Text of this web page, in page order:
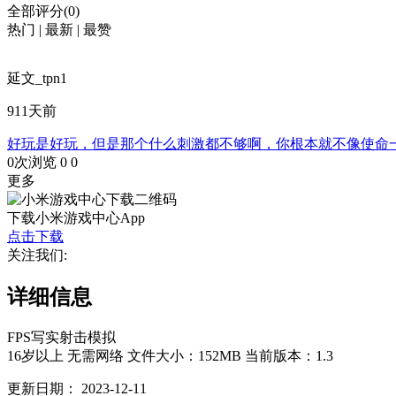
全部评分(0)
热门 | 最新 | 最赞
延文_tpn1
911天前
好玩是好玩，但是那个什么刺激都不够啊，你根本就不像使命
0次浏览 0 0
更多
下载小米游戏中心App
点击下载
关注我们:
详细信息
FPS写实射击模拟
16岁以上 无需网络 文件大小：152MB 当前版本：1.3
更新日期： 2023-12-11